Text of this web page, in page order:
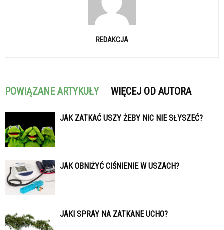
REDAKCJA
POWIĄZANE ARTYKUŁY WIĘCEJ OD AUTORA
JAK ZATKAĆ USZY ŻEBY NIC NIE SŁYSZEĆ?
JAK OBNIŻYĆ CIŚNIENIE W USZACH?
JAKI SPRAY NA ZATKANE UCHO?